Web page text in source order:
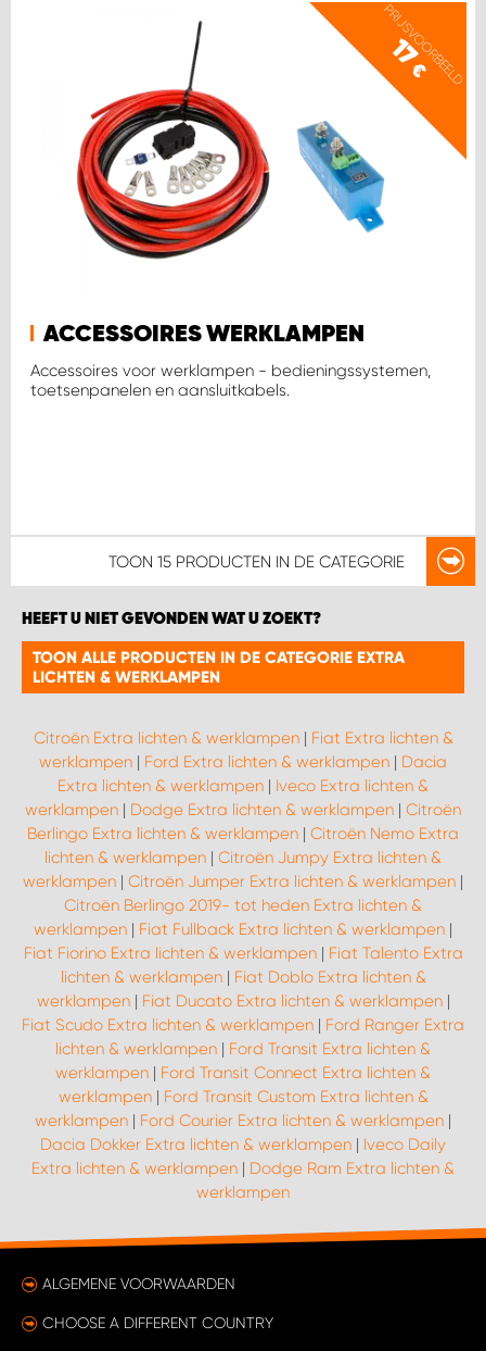
PRIJSVOORBEELD
17
€
ACCESSOIRES WERKLAMPEN
Accessoires voor werklampen - bedieningssystemen,
toetsenpanelen en aansluitkabels.
TOON 15 PRODUCTEN IN DE CATEGORIE
HEEFT U NIET GEVONDEN WAT U ZOEKT?
TOON ALLE PRODUCTEN IN DE CATEGORIE EXTRA
LICHTEN & WERKLAMPEN
Citroën Extra lichten & werklampen| Fiat Extra lichten &
werklampen | Ford Extra lichten & werklampen | Dacia
Extra lichten & werklampen | Iveco Extra lichten &
werklampen | Dodge Extra lichten & werklampen | Citroën
Berlingo Extra lichten & werklampen | Citroën Nemo Extra
lichten & werklampen | Citroën Jumpy Extra lichten &
werklampen | Citroën Jumper Extra lichten & werklampen |
Citroën Berlingo 2019- tot heden Extra lichten &
werklampen | Fiat Fullback Extra lichten & werklampen |
Fiat Fiorino Extra lichten & werklampen| Fiat Talento Extra
lichten & werklampen| Fiat Doblo Extra lichten &
werklampen| Fiat Ducato Extra lichten & werklampen|
Fiat Scudo Extra lichten & werklampen | Ford Ranger Extra
lichten & werklampen | Ford Transit Extra lichten &
werklampen | Ford Transit Connect Extra lichten &
werklampen| Ford Transit Custom Extra lichten &
werklampen | Ford Courier Extra lichten & werklampen |
Dacia Dokker Extra lichten & werklampen | Iveco Daily
Extra lichten & werklampen | Dodge Ram Extra lichten &
werklampen
ALGEMENE VOORWAARDEN
CHOOSE A DIFFERENT COUNTRY